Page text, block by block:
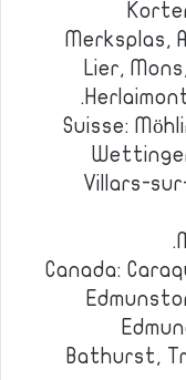
Merksplas,
Lier,
Suisse:
Villars-
Canada:
Bathurst,